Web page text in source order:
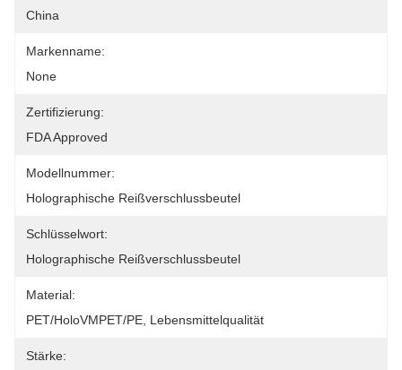
China
Markenname:
None
Zertifizierung:
FDA Approved
Modellnummer:
Holographische Reißverschlussbeutel
Schlüsselwort:
Holographische Reißverschlussbeutel
Material:
PET/HoloVMPET/PE, Lebensmittelqualität
Stärke: